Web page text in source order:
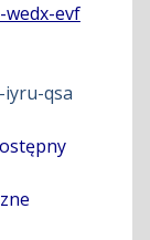
evf
qsa